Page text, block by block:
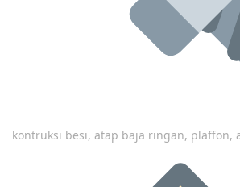
kontruksi besi, atap baja ringan, plaffon,